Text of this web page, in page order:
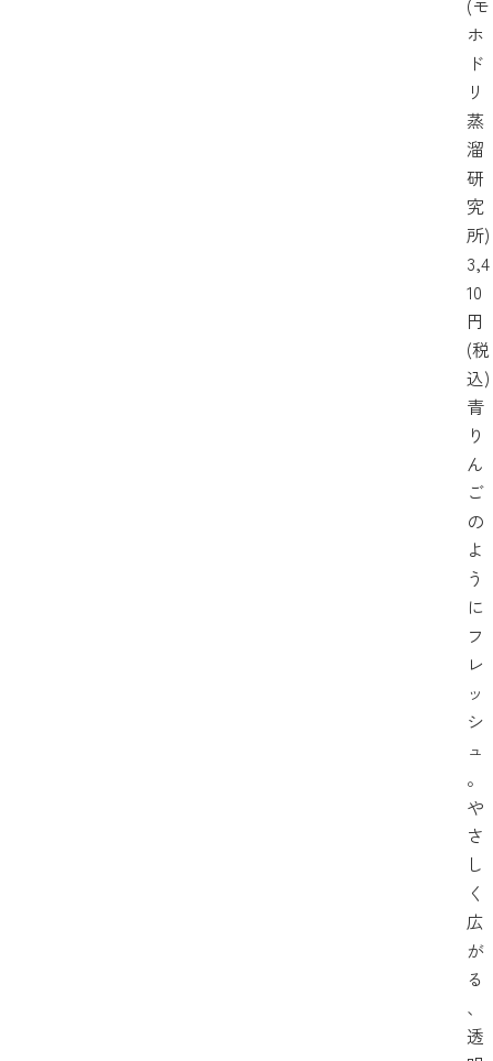
(モ
ホ
ド
リ
蒸
溜
研
究
所)
3,4
10
円
(税
込)
青
り
ん
ご
の
よ
う
に
フ
レ
ッ
シ
ュ
。
や
さ
し
く
広
が
る
、
透